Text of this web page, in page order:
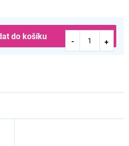
do košíku